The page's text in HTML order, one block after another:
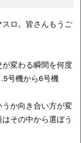
ロ。皆さんもうご
変わる瞬間を何度
号機から6号機
か向き合い方が変
その中から選ぼう